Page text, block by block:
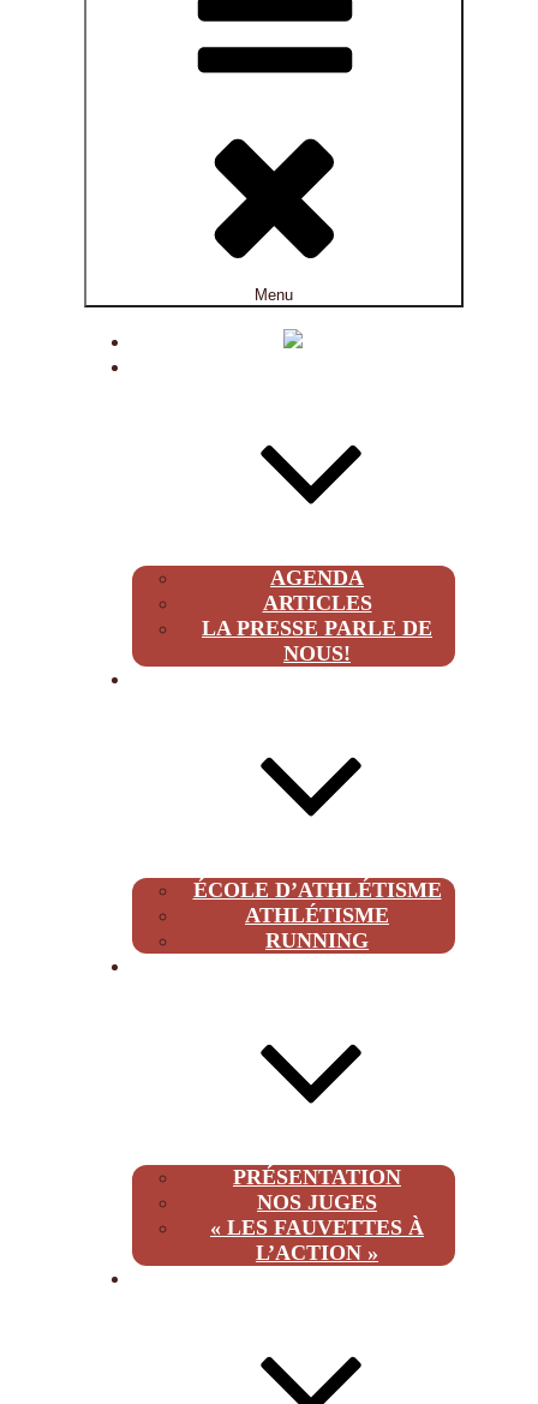
Menu
AGENDA
ARTICLES
LA PRESSE PARLE DE
NOUS!
ÉCOLE D’ATHLÉTISME
ATHLÉTISME
RUNNING
PRÉSENTATION
NOS JUGES
« LES FAUVETTES À
L’ACTION »